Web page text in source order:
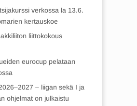
verkossa la 13.6.
kertauskoe
liittokokous
eurocup pelataan
– liigan sekä I ja
ohjelmat on julkaistu